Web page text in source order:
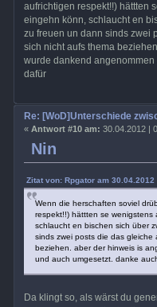
aufrichtigen respekt!!) hättten
eingehn könn, schlaucht en
zu freuen un dann sinds zwei
sich nicht aufs thema
wurde dankend
dafür
Nin
Re: [WoD]Unterschiede
« Antwort #10 am: 30.04.2012 |
Zitat von: Rpgator am 30.04.2012
Wenn die herschaften soviel
respekt!!) hättten se wenigstens
schlaucht en bischen sich über
sinds zwei posts die das
beziehen. aber der hinweis is
und auch umgesetzt. danke
Da klingt so, als wärst du